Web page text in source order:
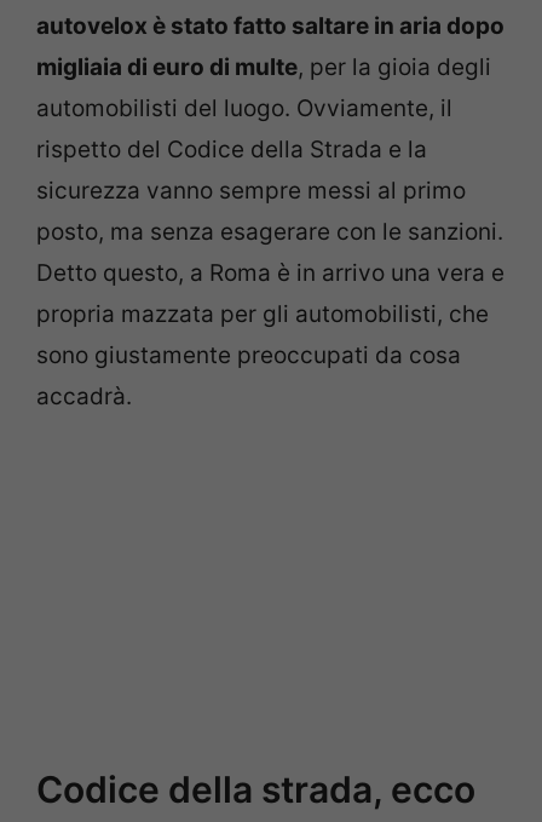
autovelox è stato fatto saltare in aria dopo
migliaia di euro di multe, per la gioia degli
automobilisti del luogo. Ovviamente, il
rispetto del Codice della Strada e la
sicurezza vanno sempre messi al primo
posto, ma senza esagerare con le sanzioni.
Detto questo, a Roma è in arrivo una vera e
propria mazzata per gli automobilisti, che
sono giustamente preoccupati da cosa
accadrà.
Codice della strada, ecco